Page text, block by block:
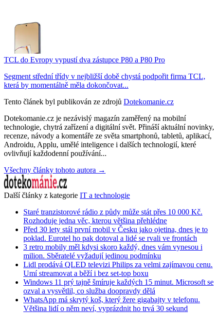
TCL do Evropy vypustí dva zástupce P80 a P80 Pro
Segment střední třídy v nejbližší době chystá podpořit firma TCL,
která by momentálně měla dokončovat...
Tento článek byl publikován ze zdrojů Dotekomanie.cz
Dotekomanie.cz je nezávislý magazín zaměřený na mobilní
technologie, chytrá zařízení a digitální svět. Přináší aktuální novinky,
recenze, návody a komentáře ze světa smartphonů, tabletů, aplikací,
Androidu, Applu, umělé inteligence i dalších technologií, které
ovlivňují každodenní používání...
Všechny články tohoto autora →
Další články z kategorie IT a technologie
Staré tranzistorové rádio z půdy může stát přes 10 000 Kč.
Rozhoduje jedna věc, kterou většina přehlédne
Před 30 lety stál první mobil v Česku jako ojetina, dnes je to
poklad. Eurotel ho pak dotoval a lidé se rvali ve frontách
3 retro mobily měl kdysi skoro každý, dnes vám vynesou i
milion. Sběratelé vyžadují jedinou podmínku
Lidl prodává QLED televizi Philips za velmi zajímavou cenu.
Umí streamovat a běží i bez set-top boxu
Windows 11 prý tajně šmíruje každých 15 minut. Microsoft se
ozval a vysvětlil, co služba doopravdy dělá
WhatsApp má skrytý koš, který žere gigabajty v telefonu.
Většina lidí o něm neví, vyprázdnit ho trvá 30 sekund